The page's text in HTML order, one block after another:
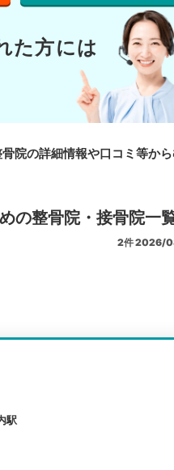
た方には
院の詳細情報や口コミ等か
の整骨院・接骨院一
2件2026/
駅